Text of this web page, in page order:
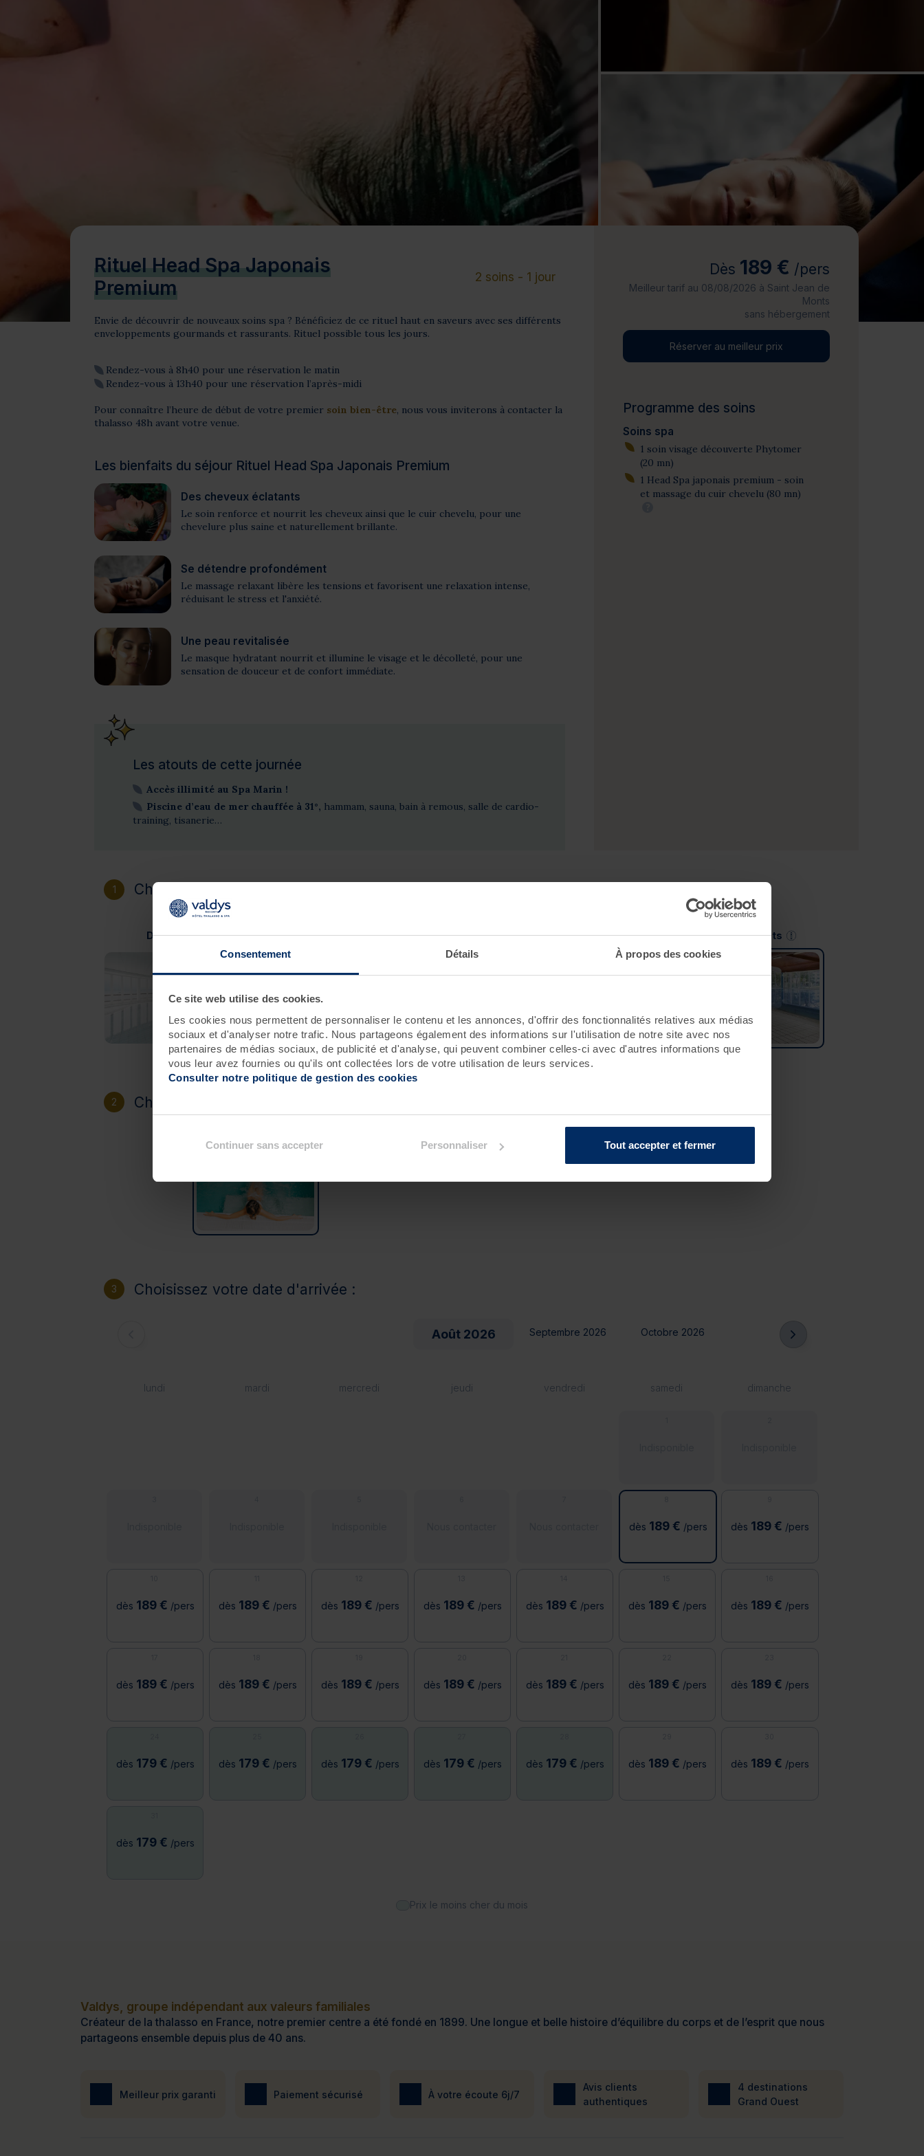
Consentement Détails À propos des cookies
Ce site web utilise des cookies.
Les cookies nous permettent de personnaliser le contenu et les annonces, d'offrir des fonctionnalités relatives aux médias
sociaux et d'analyser notre trafic. Nous partageons également des informations sur l'utilisation de notre site avec nos
partenaires de médias sociaux, de publicité et d'analyse, qui peuvent combiner celles-ci avec d'autres informations que
vous leur avez fournies ou qu'ils ont collectées lors de votre utilisation de leurs services.
Consulter notre politique de gestion des cookies
Continuer sans accepter Personnaliser Tout accepter et fermer
Mini-cure 3 à 5 jours
Rituel Head Spa Japonais
Premium
2 soins - 1 jour
Envie de découvrir de nouveaux soins spa ? Bénéficiez de ce rituel haut en saveurs avec ses différents
enveloppements gourmands et rassurants. Rituel possible tous les jours.
Rendez-vous à 8h40 pour une réservation le matin
Rendez-vous à 13h40 pour une réservation l’après-midi
Pour connaître l’heure de début de votre premier soin bien-être, nous vous inviterons à contacter la
thalasso 48h avant votre venue.
Les bienfaits du séjour Rituel Head Spa Japonais Premium
Des cheveux éclatants
Le soin renforce et nourrit les cheveux ainsi que le cuir chevelu, pour une
chevelure plus saine et naturellement brillante.
Se détendre profondément
Le massage relaxant libère les tensions et favorisent une relaxation intense,
réduisant le stress et l'anxiété.
Une peau revitalisée
Le masque hydratant nourrit et illumine le visage et le décolleté, pour une
sensation de douceur et de confort immédiate.
Les atouts de cette journée
Accès illimité au Spa Marin !
Piscine d’eau de mer chauffée à 31°, hammam, sauna, bain à remous, salle de cardio-
training, tisanerie…
Dès 189 € /pers
Meilleur tarif au 08/08/2026 à Saint Jean de
Monts
sans hébergement
Réserver au meilleur prix
Programme des soins
Soins spa
1 soin visage découverte Phytomer
(20 mn)
1 Head Spa japonais premium - soin
et massage du cuir chevelu (80 mn)
1 Choisissez votre destination :
Douarnenez Roscoff Pornichet - Baie de La Baule Saint-Jean-de-Monts
lundi mardi mercredi jeudi vendredi samedi dimanche
dès 189 € /pers dès 189 € /pers
dès 189 € /pers dès 189 € /pers dès 189 € /pers dès 189 € /pers dès 189 € /pers dès 189 € /pers dès 189 € /pers
dès 189 € /pers dès 189 € /pers dès 189 € /pers dès 189 € /pers dès 189 € /pers dès 189 € /pers dès 189 € /pers
dès 179 € /pers dès 179 € /pers dès 179 € /pers dès 179 € /pers dès 179 € /pers dès 189 € /pers dès 189 € /pers
dès 179 € /pers
2 Choisissez votre hébergement :
Sans hébergement
3 Choisissez votre date d'arrivée :
Août 2026 Septembre 2026 Octobre 2026
Prix le moins cher du mois
Valdys, groupe indépendant aux valeurs familiales
Créateur de la thalasso en France, notre premier centre a été fondé en 1899. Une longue et belle histoire d’équilibre du corps et de l’esprit que nous
partageons ensemble depuis plus de 40 ans.
Meilleur prix garanti Paiement sécurisé À votre écoute 6j/7
Avis clients
authentiques
4 destinations
Grand Ouest